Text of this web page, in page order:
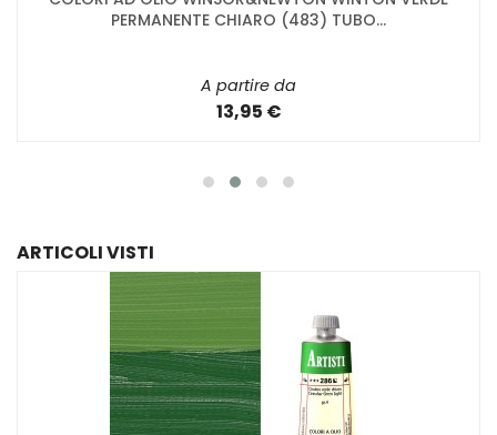
PERMANENTE CHIARO (483) TUBO...
A partire da
13,95 €
ARTICOLI VISTI